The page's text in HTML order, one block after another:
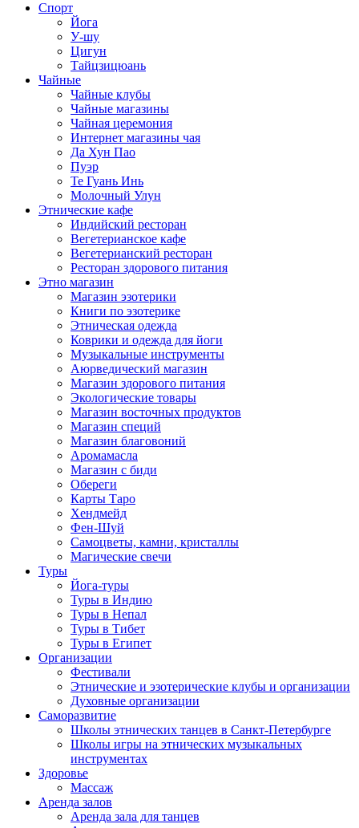
Спорт
Йога
У-шу
Цигун
Тайцзицюань
Чайные
Чайные клубы
Чайные магазины
Чайная церемония
Интернет магазины чая
Да Хун Пао
Пуэр
Те Гуань Инь
Молочный Улун
Этнические кафе
Индийский ресторан
Вегетерианское кафе
Вегетерианский ресторан
Ресторан здорового питания
Этно магазин
Магазин эзотерики
Книги по эзотерике
Этническая одежда
Коврики и одежда для йоги
Музыкальные инструменты
Аюрведический магазин
Магазин здорового питания
Экологические товары
Магазин восточных продуктов
Магазин специй
Магазин благовоний
Аромамасла
Магазин с биди
Обереги
Карты Таро
Хендмейд
Фен-Шуй
Самоцветы, камни, кристаллы
Магические свечи
Туры
Йога-туры
Туры в Индию
Туры в Непал
Туры в Тибет
Туры в Египет
Организации
Фестивали
Этнические и эзотерические клубы и организации
Духовные организации
Саморазвитие
Школы этнических танцев в Санкт-Петербурге
Школы игры на этнических музыкальных
инструментах
Здоровье
Массаж
Аренда залов
Аренда зала для танцев